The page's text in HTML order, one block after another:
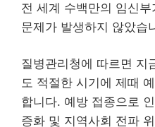
전 세계 수백만의 임신
문제가 발생하지 않았습
질병관리청에 따르면 지
도 적절한 시기에 제때
합니다. 예방 접종으로
증화 및 지역사회 전파